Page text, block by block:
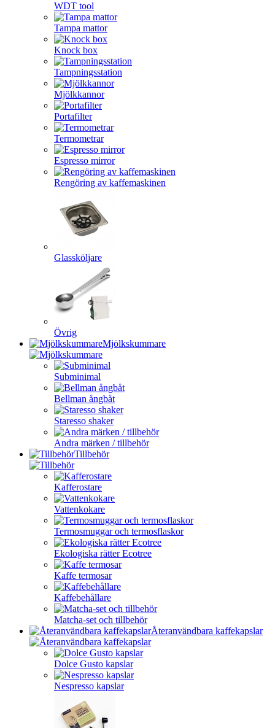
WDT tool
Tampa mattor
Knock box
Tampningsstation
Mjölkkannor
Portafilter
Termometrar
Espresso mirror
Rengöring av kaffemaskinen
Glassköljare
Övrig
Mjölkskummare
Subminimal
Bellman ångbåt
Staresso shaker
Andra märken / tillbehör
Tillbehör
Kafferostare
Vattenkokare
Termosmuggar och termosflaskor
Ekologiska rätter Ecotree
Kaffe termosar
Kaffebehållare
Matcha-set och tillbehör
Återanvändbara kaffekapslar
Dolce Gusto kapslar
Nespresso kapslar